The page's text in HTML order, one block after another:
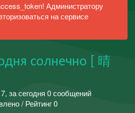
Администратору
на сервисе
солнечно [ 晴
за сегодня 0 сообщений
/ Рейтинг 0